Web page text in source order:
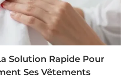
Solution Rapide Pour
Ses Vêtements